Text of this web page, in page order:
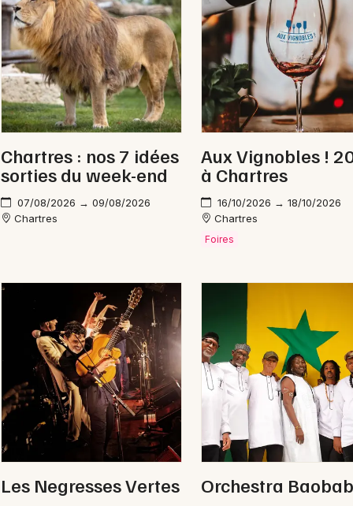
Newsletter des sorties
Artistes en tournée
Actus à Nogent-le-Rotrou
Magazine à Nogent-le-Rotrou
28 - Eure-et-Loir
Choisir mes départements
Chartres : nos 7 idées
sorties du week-end
07/08/2026 → 09/08/2026
Chartres
Aux Vignobles !
à Chartres
16/10/2026 → 18/10/2026
Chartres
Foires
Les Negresses Vertes Orchestra Baobab